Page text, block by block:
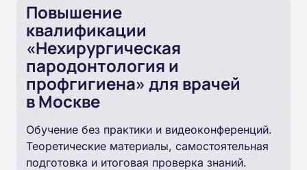
Повышение
квалификации
«Нехирургическая
пародонтология и
профгигиена» для врачей
в Москве
Обучение без практики и видеоконференций.
Теоретические материалы, самостоятельная
подготовка и итоговая проверка знаний.